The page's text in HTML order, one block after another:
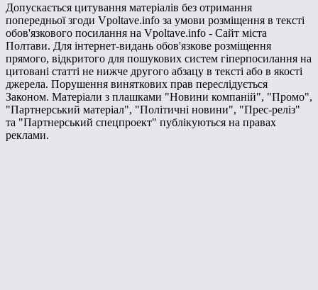
Допускається цитування матеріалів без отримання
попередньої згоди Vpoltave.info за умови розміщення в тексті
обов'язкового посилання на Vpoltave.info - Сайт міста
Полтави. Для інтернет-видань обов'язкове розміщення
прямого, відкритого для пошукових систем гіперпосилання на
цитовані статті не нижче другого абзацу в тексті або в якості
джерела. Порушення виняткових прав переслідується
Законом. Матеріали з плашками "Новини компаній", "Промо",
"Партнерський матеріал", "Політичні новини", "Прес-реліз"
та "Партнерський спецпроект" публікуються на правах
реклами.